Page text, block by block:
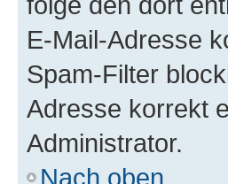
E-Mail-Adresse
Spam-Filter
Adresse korrekt
Administrator.
Nach oben